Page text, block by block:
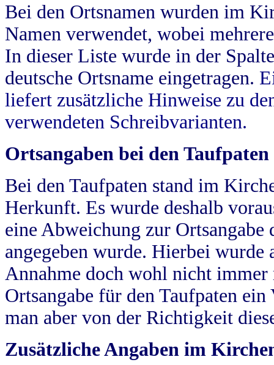
Bei den Ortsnamen wurden im
Namen verwendet, wobei
In dieser Liste wurde in der
deutsche Ortsname eingetragen.
liefert zusätzliche Hinweise zu
verwendeten Schreibvarianten.
Ortsangaben bei den Taufpaten
Bei den Taufpaten stand im
Herkunft. Es wurde deshalb
eine Abweichung zur
angegeben wurde. Hierbei wurde
Annahme doch wohl nicht
Ortsangabe für den Taufpaten
man aber von der Richtigkeit
Zusätzliche Angaben im